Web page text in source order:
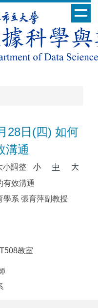
28日(四) 如何
溝通
小調整 小 中
大
有效溝通
學系 張育萍副教授
教室